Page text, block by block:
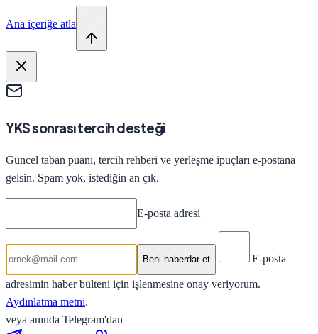
Ana içeriğe atla
YKS sonrası tercih desteği
Güncel taban puanı, tercih rehberi ve yerleşme ipuçları e-postana
gelsin. Spam yok, istediğin an çık.
E-posta adresi
Beni haberdar et E-posta
adresimin haber bülteni için işlenmesine onay veriyorum.
Aydınlatma metni.
veya anında Telegram'dan